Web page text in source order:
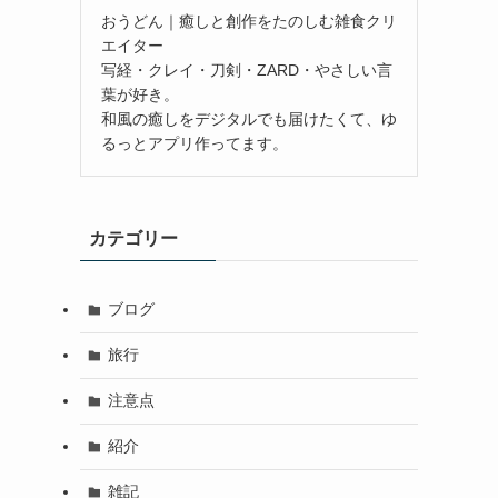
おうどん｜癒しと創作をたのしむ雑食クリ
エイター
写経・クレイ・刀剣・ZARD・やさしい言
葉が好き。
和風の癒しをデジタルでも届けたくて、ゆ
るっとアプリ作ってます。
カテゴリー
ブログ
旅行
注意点
紹介
雑記